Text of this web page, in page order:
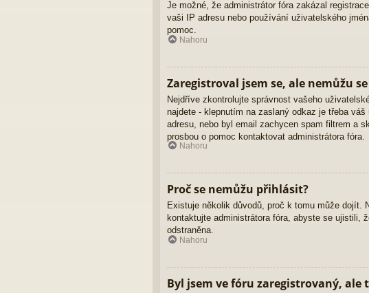
Je možné, že administrátor fóra zakázal
vaši IP adresu nebo používání uživatelského
pomoc.
Nahoru
Zaregistroval jsem se, ale nemůžu
Nejdříve zkontrolujte správnost vašeho
najdete - klepnutím na zaslaný odkaz je třeba
adresu, nebo byl email zachycen spam filtrem a
prosbou o pomoc kontaktovat administrátora fóra.
Nahoru
Proč se nemůžu přihlásit?
Existuje několik důvodů, proč k tomu může dojít.
kontaktujte administrátora fóra, abyste se ujistili,
odstraněna.
Nahoru
Byl jsem ve fóru zaregistrovaný, ale